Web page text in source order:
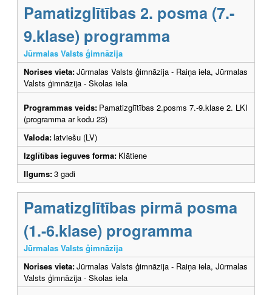
Pamatizglītības 2. posma (7.-
9.klase) programma
Jūrmalas Valsts ģimnāzija
Norises vieta:Jūrmalas Valsts ģimnāzija - Raiņa iela, Jūrmalas
Valsts ģimnāzija - Skolas iela
Programmas veids: Pamatizglītības 2.posms 7.-9.klase 2. LKI
(programma ar kodu 23)
Valoda:latviešu (LV)
Izglītības ieguves forma: Klātiene
Ilgums:3 gadi
Pamatizglītības pirmā posma
(1.-6.klase) programma
Jūrmalas Valsts ģimnāzija
Norises vieta:Jūrmalas Valsts ģimnāzija - Raiņa iela, Jūrmalas
Valsts ģimnāzija - Skolas iela